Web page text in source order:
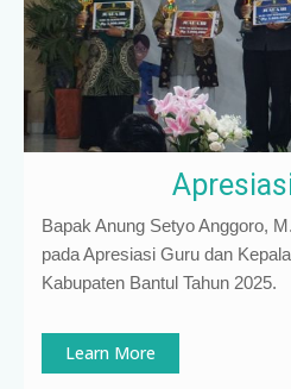
Bapak Anung Setyo Anggoro,
pada Apresiasi Guru dan
Kabupaten Bantul Tahun 2025.
Learn More